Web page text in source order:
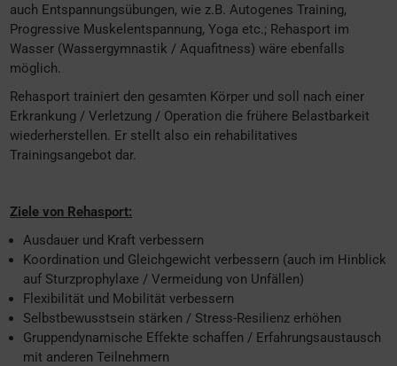
auch Entspannungsübungen, wie z.B. Autogenes Training,
Progressive Muskelentspannung, Yoga etc.; Rehasport im
Wasser (Wassergymnastik / Aquafitness) wäre ebenfalls
möglich.
Rehasport trainiert den gesamten Körper und soll nach einer
Erkrankung / Verletzung / Operation die frühere Belastbarkeit
wiederherstellen. Er stellt also ein rehabilitatives
Trainingsangebot dar.
Ziele von Rehasport:
Ausdauer und Kraft verbessern
Koordination und Gleichgewicht verbessern (auch im Hinblick
auf Sturzprophylaxe / Vermeidung von Unfällen)
Flexibilität und Mobilität verbessern
Selbstbewusstsein stärken / Stress-Resilienz erhöhen
Gruppendynamische Effekte schaffen / Erfahrungsaustausch
mit anderen Teilnehmern